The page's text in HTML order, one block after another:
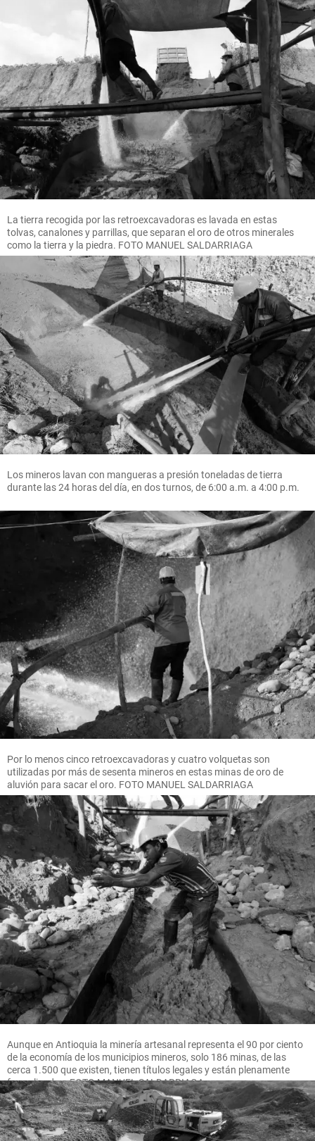
La tierra recogida por las retroexcavadoras es lavada en estas
tolvas, canalones y parrillas, que separan el oro de otros minerales
como la tierra y la piedra. FOTO MANUEL SALDARRIAGA
Los mineros lavan con mangueras a presión toneladas de tierra
durante las 24 horas del día, en dos turnos, de 6:00 a.m. a 4:00 p.m.
Por lo menos cinco retroexcavadoras y cuatro volquetas son
utilizadas por más de sesenta mineros en estas minas de oro de
aluvión para sacar el oro. FOTO MANUEL SALDARRIAGA
Aunque en Antioquia la minería artesanal representa el 90 por ciento
de la economía de los municipios mineros, solo 186 minas, de las
cerca 1.500 que existen, tienen títulos legales y están plenamente
formalizadas. FOTO MANUEL SALDARRIAGA